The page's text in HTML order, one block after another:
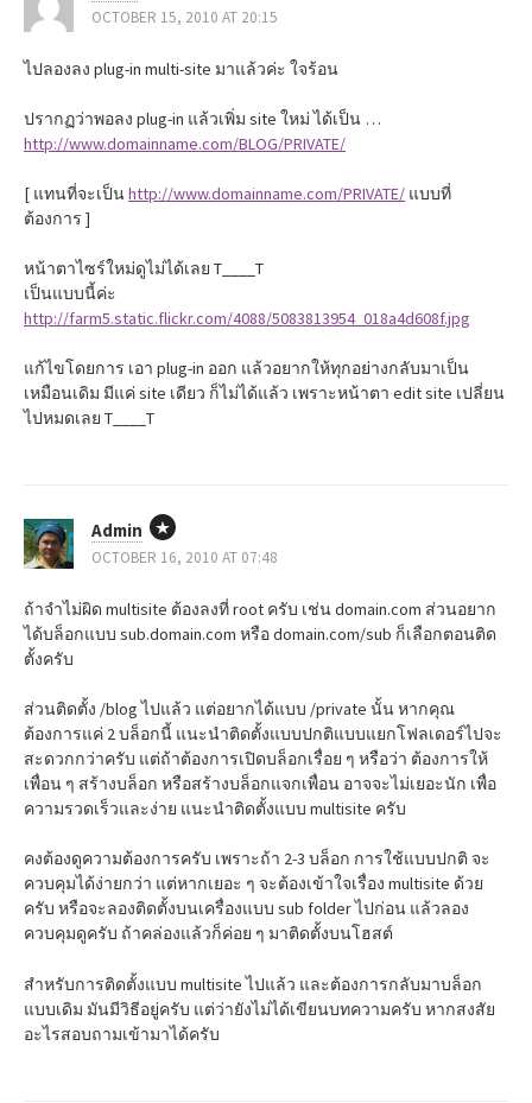
OCTOBER 15, 2010 AT 20:15
ไปลองลง plug-in multi-site มาแล้วค่ะ ใจร้อน
ปรากฏว่าพอลง plug-in แล้วเพิ่ม site ใหม่ ได้เป็น …
http://www.domainname.com/BLOG/PRIVATE/
[ แทนที่จะเป็นhttp://www.domainname.com/PRIVATE/ แบบที่
ต้องการ ]
หน้าตาไซร์ใหม่ดูไม่ได้เลย T____T
เป็นแบบนี้ค่ะ
http://farm5.static.flickr.com/4088/5083813954_018a4d608f.jpg
แก้ไขโดยการ เอา plug-in ออก แล้วอยากให้ทุกอย่างกลับมาเป็น
เหมือนเดิม มีแค่ site เดียว ก็ไม่ได้แล้ว เพราะหน้าตา edit site เปลี่ยน
ไปหมดเลย T____T
Admin
OCTOBER 16, 2010 AT 07:48
ถ้าจำไม่ผิด multisite ต้องลงที่ root ครับ เช่น domain.com ส่วนอยาก
ได้บล็อกแบบ sub.domain.com หรือ domain.com/sub ก็เลือกตอนติด
ตั้งครับ
ส่วนติดตั้ง /blog ไปแล้ว แต่อยากได้แบบ /private นั้น หากคุณ
ต้องการแค่ 2 บล็อกนี้ แนะนำติดตั้งแบบปกติแบบแยกโฟลเดอร์ไปจะ
สะดวกกว่าครับ แต่ถ้าต้องการเปิดบล็อกเรื่อย ๆ หรือว่า ต้องการให้
เพื่อน ๆ สร้างบล็อก หรือสร้างบล็อกแจกเพื่อน อาจจะไม่เยอะนัก เพื่อ
ความรวดเร็วและง่าย แนะนำติดตั้งแบบ multisite ครับ
คงต้องดูความต้องการครับ เพราะถ้า 2-3 บล็อก การใช้แบบปกติ จะ
ควบคุมได้ง่ายกว่า แต่หากเยอะ ๆ จะต้องเข้าใจเรื่อง multisite ด้วย
ครับ หรือจะลองติดตั้งบนเครื่องแบบ sub folder ไปก่อน แล้วลอง
ควบคุมดูครับ ถ้าคล่องแล้วก็ค่อย ๆ มาติดตั้งบนโฮสต์
สำหรับการติดตั้งแบบ multisite ไปแล้ว และต้องการกลับมาบล็อก
แบบเดิม มันมีวิธีอยู่ครับ แต่ว่ายังไม่ได้เขียนบทความครับ หากสงสัย
อะไรสอบถามเข้ามาได้ครับ